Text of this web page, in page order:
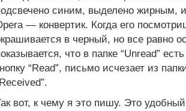
синим, выделено жирным,
— конвертик. Когда его
в черный, но все равно
что в папке “Unread”
“Read”, письмо исчезает из
вот, к чему я это пишу. Это